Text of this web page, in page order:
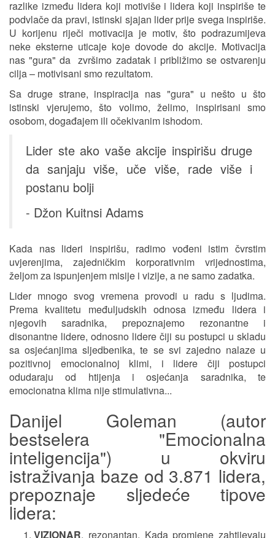
razlike između lidera koji motiviše i lidera koji inspiriše te
podvlače da pravi, istinski sjajan lider prije svega inspiriše.
U korijenu riječi motivacija je motiv, što podrazumijeva
neke eksterne uticaje koje dovode do akcije. Motivacija
nas "gura" da zvršimo zadatak i približimo se ostvarenju
cilja – motivisani smo rezultatom.
Sa druge strane, inspiracija nas "gura" u nešto u što
istinski vjerujemo, što volimo, želimo, inspirisani smo
osobom, događajem ili očekivanim ishodom.
Lider ste ako vaše akcije inspirišu druge
da sanjaju više, uče više, rade više i
postanu bolji
- Džon Kuitnsi Adams
Kada nas lideri inspirišu, radimo vođeni istim čvrstim
uvjerenjima, zajedničkim korporativnim vrijednostima,
željom za ispunjenjem misije i vizije, a ne samo zadatka.
Lider mnogo svog vremena provodi u radu s ljudima.
Prema kvalitetu međuljudskih odnosa između lidera i
njegovih saradnika, prepoznajemo rezonantne i
disonantne lidere, odnosno lidere čiji su postupci u skladu
sa osjećanjima sljedbenika, te se svi zajedno nalaze u
pozitivnoj emocionalnoj klimi, i lidere čiji postupci
odudaraju od htijenja i osjećanja saradnika, te
emocionatna klima nije stimulativna...
Danijel Goleman (autor
bestselera "Emocionalna
inteligencija") u okviru
istraživanja baze od 3.871 lidera,
prepoznaje sljedeće tipove
lidera:
VIZIONAR, rezonantan. Kada promjene zahtijevaju